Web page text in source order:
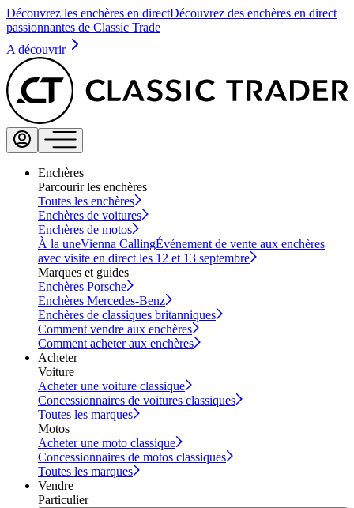
Découvrez les enchères en directDécouvrez des enchères en direct
passionnantes de Classic Trade
A découvrir
Enchères
Parcourir les enchères
Toutes les enchères
Enchères de voitures
Enchères de motos
À la uneVienna CallingÉvénement de vente aux enchères
avec visite en direct les 12 et 13 septembre
Marques et guides
Enchères Porsche
Enchères Mercedes-Benz
Enchères de classiques britanniques
Comment vendre aux enchères
Comment acheter aux enchères
Acheter
Voiture
Acheter une voiture classique
Concessionnaires de voitures classiques
Toutes les marques
Motos
Acheter une moto classique
Concessionnaires de motos classiques
Toutes les marques
Vendre
Particulier